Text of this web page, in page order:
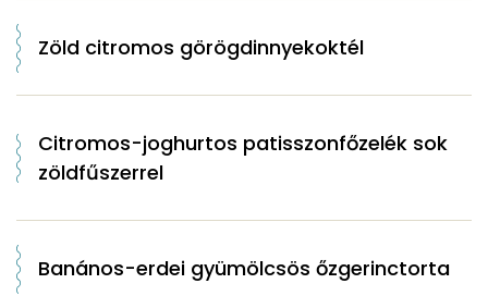
Zöld citromos görögdinnyekoktél
Citromos-joghurtos patisszonfőzelék sok
zöldfűszerrel
Banános-erdei gyümölcsös őzgerinctorta